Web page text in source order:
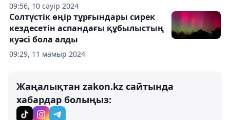
09:56, 10 сәуір 2024
09:29, 11 мамыр 2024
Солтүстік өңір тұрғындары сирек
кездесетін аспандағы құбылыстың
куәсі бола алды
Жаңалықтан zakon.kz сайтында
хабардар болыңыз: